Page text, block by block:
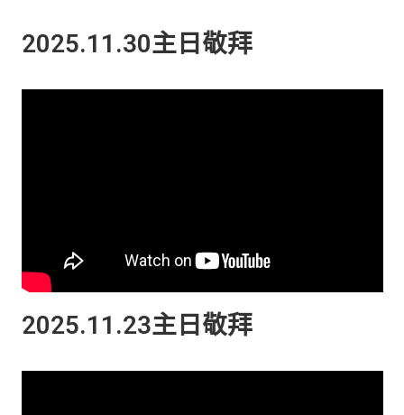
2025.11.30主日敬拜
2025.11.23主日敬拜